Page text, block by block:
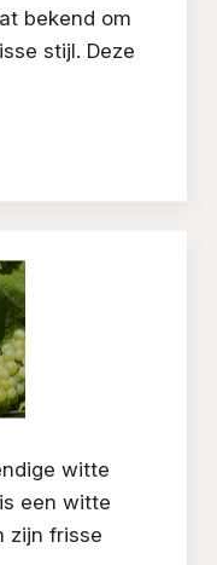
bekend om
stijl. Deze
witte
een witte
zijn frisse